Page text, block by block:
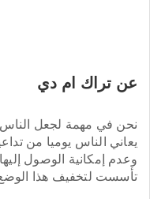
عن تراك ام دي
نحن في مهمة لجعل
يعاني الناس يوميا من
وعدم إمكانية الوصول
تأسست لتخفيف هذا الوضع